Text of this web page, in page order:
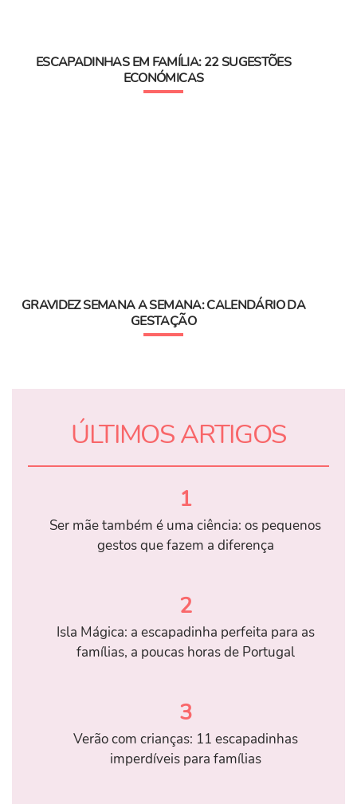
ESCAPADINHAS EM FAMÍLIA: 22 SUGESTÕES
ECONÓMICAS
GRAVIDEZ SEMANA A SEMANA: CALENDÁRIO DA
GESTAÇÃO
ÚLTIMOS ARTIGOS
1
Ser mãe também é uma ciência: os pequenos
gestos que fazem a diferença
2
Isla Mágica: a escapadinha perfeita para as
famílias, a poucas horas de Portugal
3
Verão com crianças: 11 escapadinhas
imperdíveis para famílias